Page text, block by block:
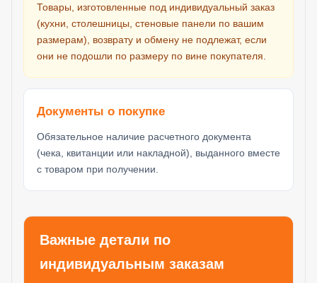
Товары, изготовленные под индивидуальный заказ
(кухни, столешницы, стеновые панели по вашим
размерам), возврату и обмену не подлежат, если
они не подошли по размеру по вине покупателя.
Документы о покупке
Обязательное наличие расчетного документа
(чека, квитанции или накладной), выданного вместе
с товаром при получении.
Важные детали по
индивидуальным заказам